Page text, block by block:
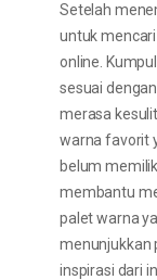
Setelah
untuk
online.
sesuai
merasa
warna favorit
belum
membantu
palet warna
menunjukkan
inspirasi dari